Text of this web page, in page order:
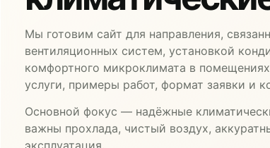
Мы готовим сайт для направления,
вентиляционных систем, установкой
комфортного микроклимата в
услуги, примеры работ, формат заявки и
Основной фокус — надёжные
важны прохлада, чистый воздух,
эксплуатация.